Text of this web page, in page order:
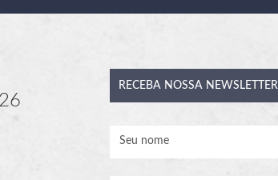
RECEBA NOSSA NEWSLETTER